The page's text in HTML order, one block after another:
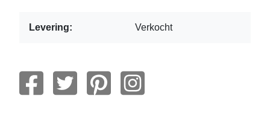
Levering: Verkocht